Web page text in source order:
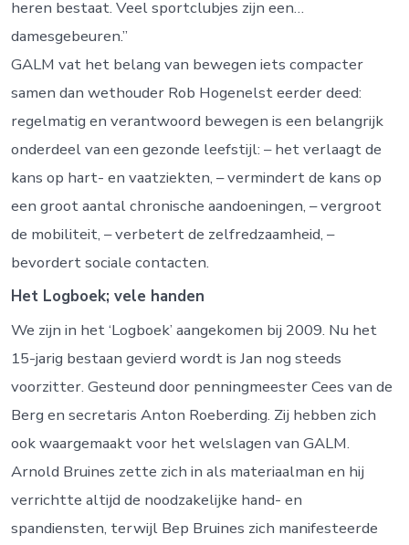
heren bestaat. Veel sportclubjes zijn een…
damesgebeuren.”
GALM vat het belang van bewegen iets compacter
samen dan wethouder Rob Hogenelst eerder deed:
regelmatig en verantwoord bewegen is een belangrijk
onderdeel van een gezonde leefstijl: – het verlaagt de
kans op hart- en vaatziekten, – vermindert de kans op
een groot aantal chronische aandoeningen, – vergroot
de mobiliteit, – verbetert de zelfredzaamheid, –
bevordert sociale contacten.
Het Logboek; vele handen
We zijn in het ‘Logboek’ aangekomen bij 2009. Nu het
15-jarig bestaan gevierd wordt is Jan nog steeds
voorzitter. Gesteund door penningmeester Cees van de
Berg en secretaris Anton Roeberding. Zij hebben zich
ook waargemaakt voor het welslagen van GALM.
Arnold Bruines zette zich in als materiaalman en hij
verrichtte altijd de noodzakelijke hand- en
spandiensten, terwijl Bep Bruines zich manifesteerde